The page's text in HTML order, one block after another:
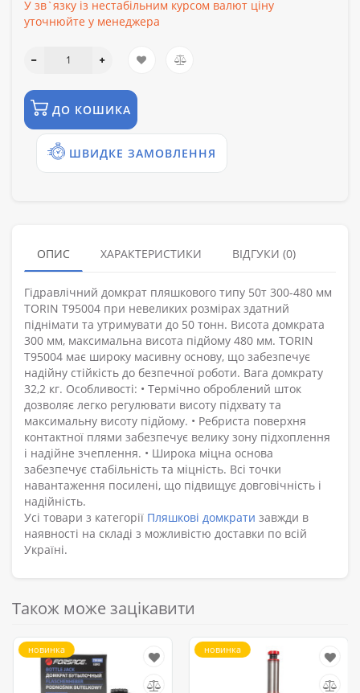
У зв`язку із нестабільним курсом валют ціну
уточнюйте у менеджера
ДО КОШИКА
ШВИДКЕ ЗАМОВЛЕННЯ
ОПИС ХАРАКТЕРИСТИКИ ВІДГУКИ (0)
Гідравлічний домкрат пляшкового типу 50т 300-480 мм
TORIN T95004 при невеликих розмірах здатний
піднімати та утримувати до 50 тонн. Висота домкрата
300 мм, максимальна висота підйому 480 мм. TORIN
T95004 має широку масивну основу, що забезпечує
надійну стійкість до безпечної роботи. Вага домкрату
32,2 кг. Особливості: • Термічно оброблений шток
дозволяє легко регулювати висоту підхвату та
максимальну висоту підйому. • Ребриста поверхня
контактної плями забезпечує велику зону підхоплення
і надійне зчеплення. • Широка міцна основа
забезпечує стабільність та міцність. Всі точки
навантаження посилені, що підвищує довговічність і
надійність.
Усі товари з категорії Пляшкові домкрати завжди в
наявності на складі з можливістю доставки по всій
Україні.
Також може зацікавити
новинка новинка